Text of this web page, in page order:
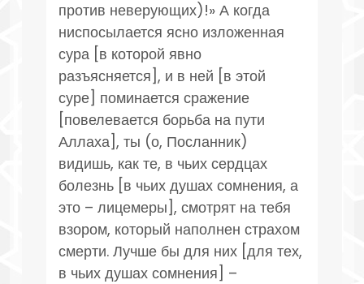
против неверующих)!» А когда
ниспосылается ясно изложенная
сура [в которой явно
разъясняется], и в ней [в этой
суре] поминается сражение
[повелевается борьба на пути
Аллаха], ты (о, Посланник)
видишь, как те, в чьих сердцах
болезнь [в чьих душах сомнения, а
это – лицемеры], смотрят на тебя
взором, который наполнен страхом
смерти. Лучше бы для них [для тех,
в чьих душах сомнения] –